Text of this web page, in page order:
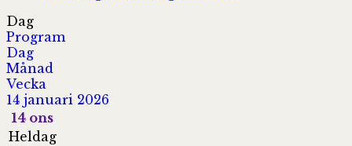
Dag
Program
Dag
Månad
Vecka
14 januari 2026
14 ons
Heldag